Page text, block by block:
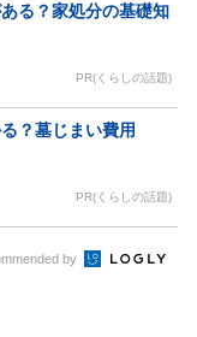
る？家処分の基礎知
PR(くらしの話題)
？墓じまい費用
PR(くらしの話題)
by